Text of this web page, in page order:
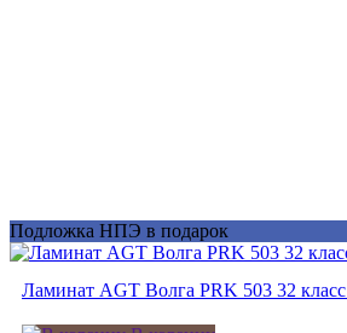
Подложка НПЭ в подарок
Ламинат AGT Волга PRK 503 32 класс